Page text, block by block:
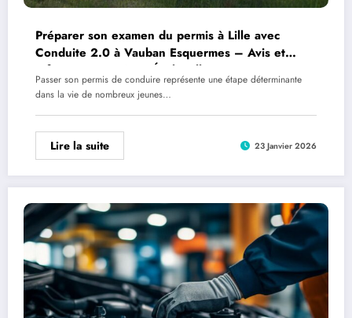
Préparer son examen du permis à Lille avec
Conduite 2.0 à Vauban Esquermes – Avis et
Informations – Auto École Lille
Passer son permis de conduire représente une étape déterminante
dans la vie de nombreux jeunes…
Lire la suite 23 Janvier 2026